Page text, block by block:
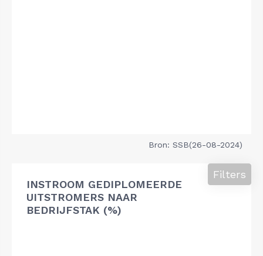
Bron: SSB(26-08-2024)
INSTROOM GEDIPLOMEERDE
UITSTROMERS NAAR
BEDRIJFSTAK (%)
Filters